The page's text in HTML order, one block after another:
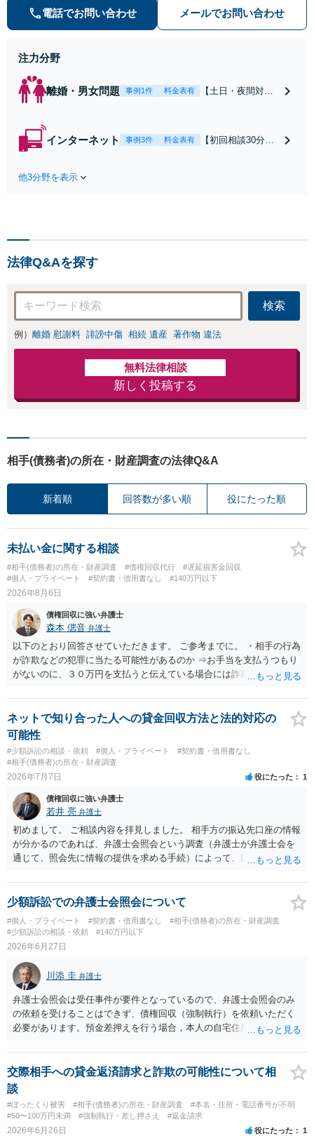
の種類を問わず相談可。可能な限り
早期対応で駆けつけサポート【労
電話でお問い合わせ メールでお問い合わせ
注力分野
離婚・男女問題 事例1件 料金表有
【土日・夜間対応
れたら、サインす
インターネット 事例3件 料金表有
【初回相談30分無
お店の風評被害対
応可：開示請求の
意見照会が来たと
きの対処法、被害
者との示談交渉
他3分野を表示
法律Q&Aを探す
検索
例） 離婚 慰謝料 誹謗中傷 相続 遺産 著作物 違法
無料法律相談
新しく投稿する
相手(債務者)の所在・財産調査の法律Q&A
新着順 回答数が多い順 役にたった順
未払い金に関する相談
#相手(債務者)の所在・財産調査 #債権回収代行
#遅延損害金回収
#個人・プライベート
#契約書・借用書なし #140万円以下
2026年8月6日
債権回収に強い弁護士
森本 偲音 弁護士
以下のとおり回答させていただきます。 ご参考までに。 ・相手の行為
が詐欺などの犯罪に当たる可能性があるのか ⇒お手当を支払うつもり
がないのに、３０万円を支払うと伝えている場合には詐欺罪に該当す
段が取れるのか ⇒契約に基づく履行請求として３０万円を請求するこ
とが考えられますが、 パパ活の契約は、売春防止法に抵触する契約
であるため、公序良俗に反する契約として 民法上無効（民法９０
条）となるため、相手方に請求できない可能性が高いです。 ・相手の
氏名や住所が分からない状態でも対応可能なのか ⇒訴訟等の裁判上の
手続を利用する場合には、原則として相手方の住所・氏名を把握して
ネットで知り合った人への貸金回収方法と法的対応の
可能性
#少額訴訟の相談・依頼 #個人・プライベート
#契約書・借用書なし
#相手(債務者)の所在・財産調査
2026年7月7日 役にたった 1
債権回収に強い弁護士
若井 亮 弁護士
初めまして。 ご相談内容を拝見しました。 相手方の振込先口座の情報
が分かるのであれば、弁護士会照会という調査（弁護士が弁護士会を
通じて、照会先に情報の提供を求める手続）によって、口座名義人の
座名義人の身元が明らかになった後、住所地に貸金を返還するよう求
める書面を送るという方法が考えられます。 ただ、弁護士会照会を利
用する場合には、弁護士への依頼が必要になりコストがかかってしま
います。 また、書面を送っても無視をされる可能性も否定できませ
ん。 さらに、相手方が連絡を寄こしてきても、弁済の資力が無けれ
とはあるものの、コストの面や相手方のリアクション次第であるとい
う点でリスクがあることをご留意いただく必要があるでしょう。
少額訴訟での弁護士会照会について
#個人・プライベート #契約書・借用書なし
#相手(債務者)の所在・財産調査
#少額訴訟の相談・依頼
#140万円以下
2026年6月27日
川添 圭 弁護士
弁護士会照会は受任事件が要件となっているので、弁護士会照会のみ
の依頼を受けることはできず、債権回収（強制執行）を依頼いただく
必要があります。預金差押えを行う場合，本人の自宅住所（住民登録
あれば、まず電話会社や金融機関等へ本人確認資料記載の住所を照会
し、そこから最新の住民票を確認していくのが常套手段であり、その
上で、さらに主要金融機関の口座情報や残高を弁護士会照会で調べる
ことも多いです（なお、判決記載の住所に通常送達ができているので
あれば、最終的には、強制執行の場合の債務者への送達は、公示送達
まで行わなくても付郵便送達等でクリアできることがほとんどで
交際相手への貸金返済請求と詐欺の可能性について相
談
#ぼったくり被害 #相手(債務者)の所在・財産調査
#本名・住所・電話番号が不明
#50〜100万円未満
#強制執行・差し押さえ #返金請求
2026年6月26日 役にたった 1